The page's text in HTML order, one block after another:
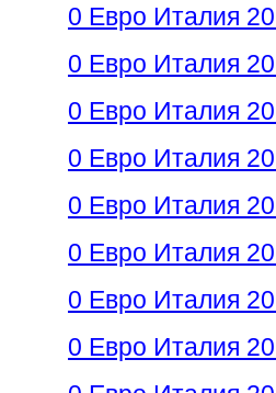
0 Евро Италия
0 Евро Италия
0 Евро Италия
0 Евро Италия
0 Евро Италия
0 Евро Италия
0 Евро Италия
0 Евро Италия